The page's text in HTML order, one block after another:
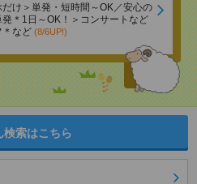
け＞単発・短時間～OK／安心の
＊1日～OK！＞コンサートなど
＊など (8/6UP!)
検索はこちら